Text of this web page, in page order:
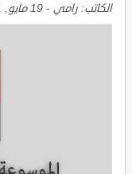
الكاتب: رامي - 19 مايو, 2021